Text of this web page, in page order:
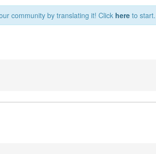
community by translating it! Click here to start.